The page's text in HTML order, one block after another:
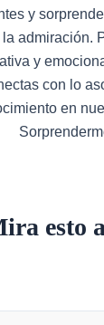
y
admiración.
y
con lo
en
esto